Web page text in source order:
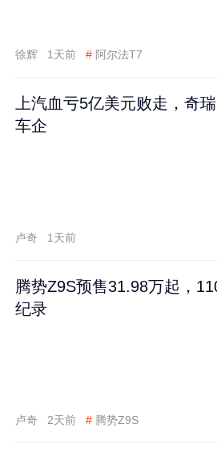
徐辉 1天前 # 阿尔法T7
上汽血亏5亿美元败走，奇
车企
卢奇 1天前
腾势Z9S预售31.98万起，
纪录
卢奇 2天前 # 腾势Z9S